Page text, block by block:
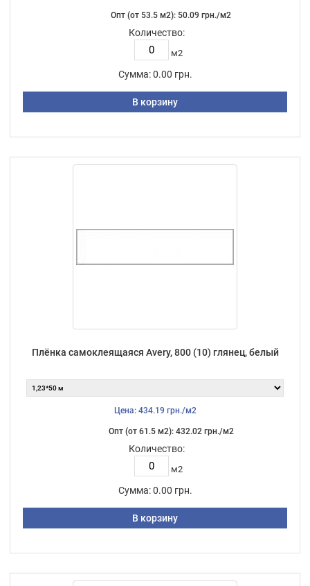
Опт (от 53.5 м2): 50.09 грн./м2
Количество:
м2
Сумма: 0.00 грн.
В корзину
Плёнка самоклеящаяся Avery, 800 (10) глянец, белый
Цена: 434.19 грн./м2
Опт (от 61.5 м2): 432.02 грн./м2
Количество:
м2
Сумма: 0.00 грн.
В корзину